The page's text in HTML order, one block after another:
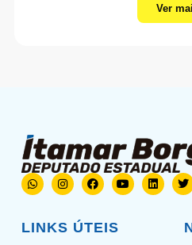
Ver
LINKS ÚTEIS